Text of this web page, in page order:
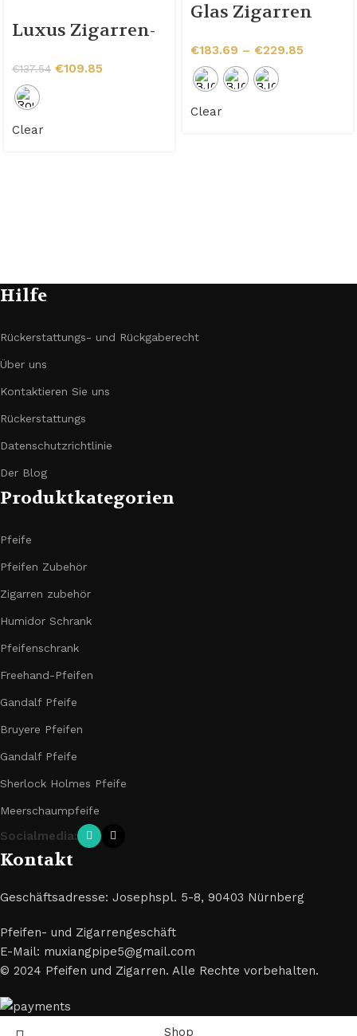
Luxus Zigarren-
€137.54 €109.85
Clear
Glas Zigarren
€183.69 – €229.85
Clear
Hilfe
Rückerstattungs- und Rückgaberecht
Über uns
Kontaktieren Sie uns
Rückerstattungs
Datenschutzrichtlinie
Der Blog
Produktkategorien
Pfeife
Pfeifen Zubehör
Zigarren zubehör
Humidor Schrank
Pfeifenschrank
Freehand-Pfeifen
Gandalf Pfeife
Bruyere Pfeifen
Gandalf Pfeife
Sherlock Holmes Pfeife
Meerschaumpfeife
Socialmedia:
Kontakt
Geschäftsadresse: Josephspl. 5-8, 90403 Nürnberg
Pfeifen- und Zigarrengeschäft
E-Mail: muxiangpipe5@gmail.com
© 2024 Pfeifen und Zigarren. Alle Rechte vorbehalten.
Shop